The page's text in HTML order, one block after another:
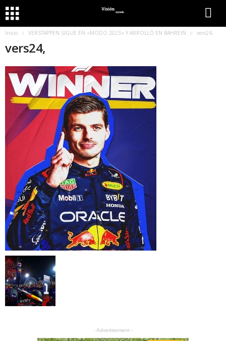
Inicio VERSTAPPEN SIGUE EN «MODO 2023» Y ARROLLÓ EN BAHREIN vers24,
vers24,
- Advertisement -